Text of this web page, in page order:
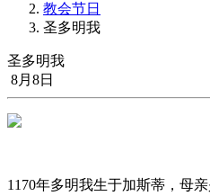
教会节日
圣多明我
圣多明我
8月8日
1170年多明我生于加斯蒂，母